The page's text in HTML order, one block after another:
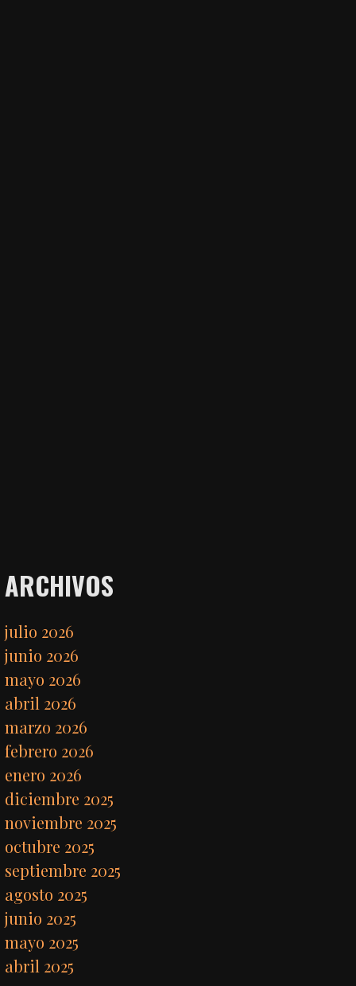
ARCHIVOS
julio 2026
junio 2026
mayo 2026
abril 2026
marzo 2026
febrero 2026
enero 2026
diciembre 2025
noviembre 2025
octubre 2025
septiembre 2025
agosto 2025
junio 2025
mayo 2025
abril 2025